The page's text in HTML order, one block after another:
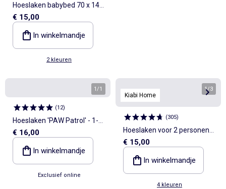
Hoeslaken babybed 70 x 140
cm van dubbel katoengaas -
Kiabi Home
€ 15,00
In winkelmandje
2 kleuren
1 /1
(12)
Hoeslaken 'PAW Patrol' - 1-
persoonsbed
€ 16,00
In winkelmandje
Exclusief online
Kiabi Home
1/3
(305)
Hoeslaken voor 2 personen
160 x 200 cm van katoen -
Kiabi Home
€ 15,00
In winkelmandje
4 kleuren